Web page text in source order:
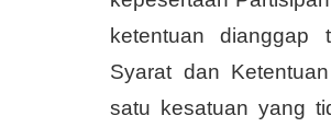
ketentuan dianggap
Syarat dan
satu kesatuan yang